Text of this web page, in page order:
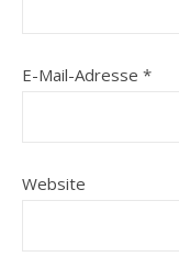
E-Mail-Adresse *
Website